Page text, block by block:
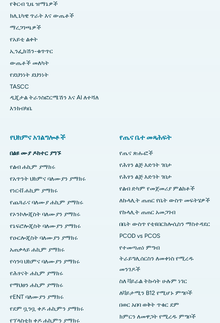
የቅርብ ጊዜ ዝማኔዎች
ክሊኒካዊ ጥራት እና ውጤቶች
ማረጋገጫዎች
የአይቲ ልቀት
ኢንፌክሽን-ቁጥጥር
ውጤቶች መለካት
የደህንነት ደህንነት
TASCC
ዲጂታል ትራንስፎርሜሽን እና AI ለተሻለ
እንክብካቤ
የህክምና አገልግሎቶች
በልዩ ሙያ ዶክተር ያግኙ
የልብ ሐኪም ያማክሩ
የአጥንት ህክምና ባለሙያን ያማክሩ
የነርቭ ሐኪም ያማክሩ
የጨጓራና ባለሙያ ሐኪም ያማክሩ
የኦንኮሎጂስት ባለሙያን ያማክሩ
የኔፍሮሎጂስት ባለሙያን ያማክሩ
የዑርሎጂስት ባለሙያን ያማክሩ
አጠቃላይ ሐኪም ያማክሩ
የሳንባ ህክምና ባለሙያን ያማክሩ
የሕፃናት ሐኪም ያማክሩ
የማህፀን ሐኪም ያማክሩ
የENT ባለሙያን ያማክሩ
የደም ቧንቧ ቀዶ ሐኪምን ያማክሩ
የፕላስቲክ ቀዶ ሐኪምን ያማክሩ
የጤና ቤተ መጻሕፍት
የጤና ጽሑፎች
የሕፃን ልጅ እድገት ገበታ
የሕፃን ልጅ እድገት ገበታ
የልብ ድካም የመጀመሪያ ምልክቶች
ለኩላሊት ጠጠር የቤት ውስጥ መፍትሄዎች
የኩላሊት ጠጠር አመጋገብ
በቤት ውስጥ የቲዩበርክሎሲስን ማስተዳደር
PCOD vs PCOS
የተመጣጠነ ምግብ
ትራይግሊሰርስን ለመቀነስ የሚረዱ
መንገዶች
ስለ ቫይራል ትኩሳት ሁሉም ነገር
ለቫይታሚን B12 የሚሆኑ ምግቦች
በወር አበባ ወቅት ጥቁር ደም
ክምርን ለመዋጋት የሚረዱ ምግቦች